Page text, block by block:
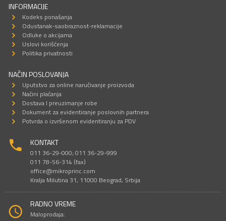
INFORMACIJE
Kodeks ponašanja
Odustanak-saobraznost-reklamacije
Odluke o akcijama
Uslovi korišćenja
Politika privatnosti
NAČIN POSLOVANJA
Uputstvo za online naručivanje proizvoda
Načini plaćanja
Dostava I preuzimanje robe
Dokument za evidentiranje poslovnih partnera
Potvrda o izvršenom evidentiranju za PDV
KONTAKT
011 36-29-000; 011 36-29-999
011 78-56-314 (fax)
office@mikroprinc.com
Kralja Milutina 31, 11000 Beograd, Srbija
RADNO VREME
Maloprodaja: